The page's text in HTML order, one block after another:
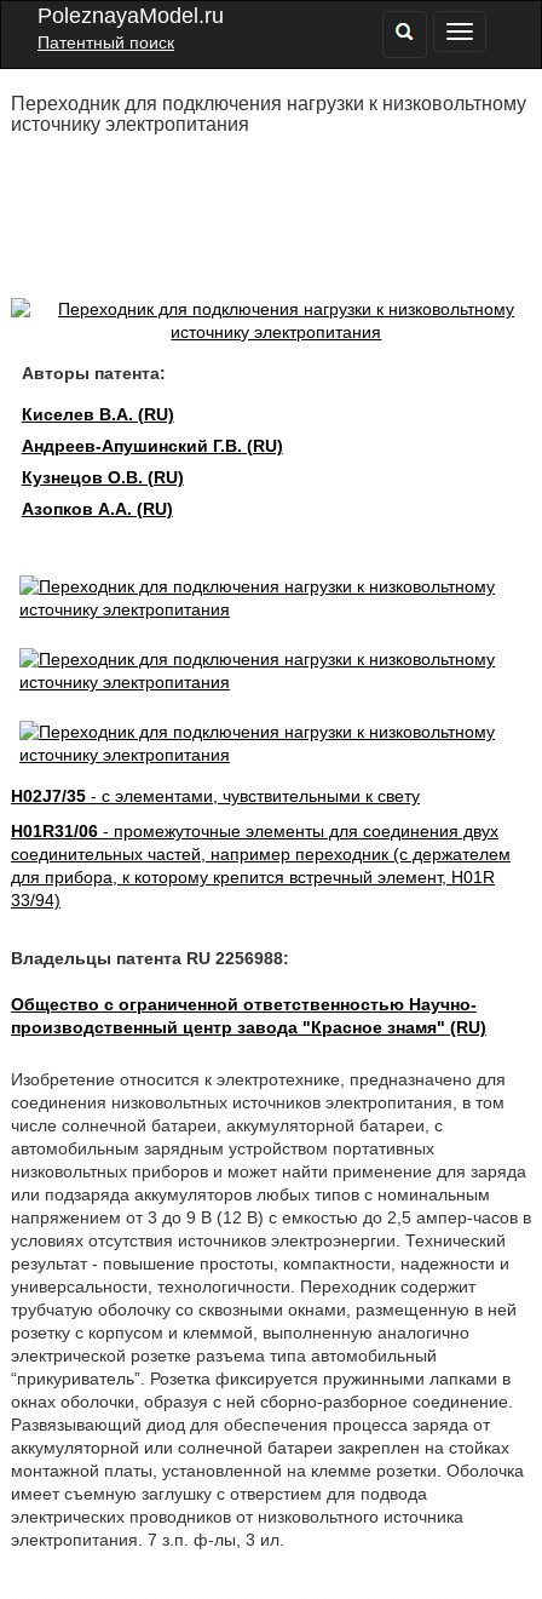
PoleznayaModel.ru
Патентный поиск
Переходник для подключения нагрузки к низковольтному
источнику электропитания
Авторы патента:
Киселев В.А. (RU)
Андреев-Апушинский Г.В. (RU)
Кузнецов О.В. (RU)
Азопков А.А. (RU)
H02J7/35- с элементами, чувствительными к свету
H01R31/06- промежуточные элементы для соединения двух
соединительных частей, например переходник (с держателем
для прибора, к которому крепится встречный элемент, H01R
33/94)
Владельцы патента RU 2256988:
Общество с ограниченной ответственностью Научно-
производственный центр завода "Красное знамя" (RU)
Изобретение относится к электротехнике, предназначено для
соединения низковольтных источников электропитания, в том
числе солнечной батареи, аккумуляторной батареи, с
автомобильным зарядным устройством портативных
низковольтных приборов и может найти применение для заряда
или подзаряда аккумуляторов любых типов с номинальным
напряжением от 3 до 9 В (12 В) с емкостью до 2,5 ампер-часов в
условиях отсутствия источников электроэнергии. Технический
результат - повышение простоты, компактности, надежности и
универсальности, технологичности. Переходник содержит
трубчатую оболочку со сквозными окнами, размещенную в ней
розетку с корпусом и клеммой, выполненную аналогично
электрической розетке разъема типа автомобильный
“прикуриватель”. Розетка фиксируется пружинными лапками в
окнах оболочки, образуя с ней сборно-разборное соединение.
Развязывающий диод для обеспечения процесса заряда от
аккумуляторной или солнечной батареи закреплен на стойках
монтажной платы, установленной на клемме розетки. Оболочка
имеет съемную заглушку с отверстием для подвода
электрических проводников от низковольтного источника
электропитания. 7 з.п. ф-лы, 3 ил.